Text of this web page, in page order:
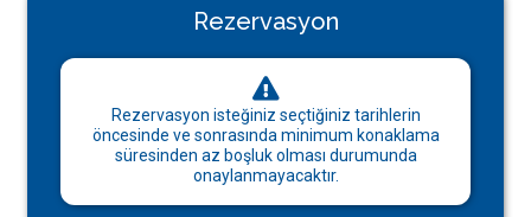
Rezervasyon
Rezervasyon isteğiniz seçtiğiniz tarihlerin
öncesinde ve sonrasında minimum konaklama
süresinden az boşluk olması durumunda
onaylanmayacaktır.